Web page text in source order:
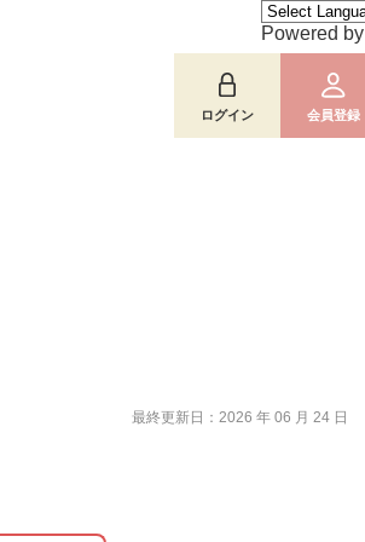
ログイン 会員登録
Powered by
最終更新日：2026 年 06 月 24 日